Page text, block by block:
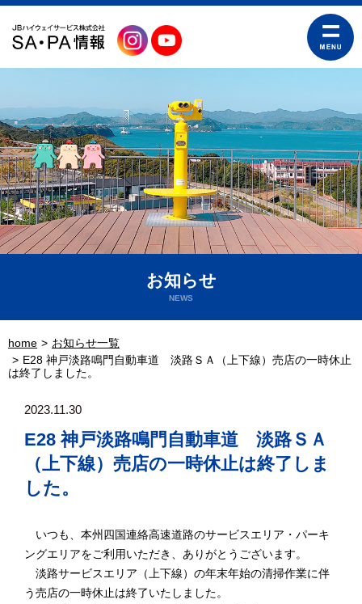
お知らせ
NEWS
home
お知らせ一覧
E28 神戸淡路鳴門自動車道 淡路ＳＡ（上下線）売店の一時休止
は終了しました。
2023.11.30
E28 神戸淡路鳴門自動車道 淡路ＳＡ
（上下線）売店の一時休止は終了しま
した。
いつも、本州四国連絡高速道路のサービスエリア・パーキ
ングエリアをご利用いただき、ありがとうございます。
淡路サービスエリア（上下線）の年末年始の清掃作業に伴
う売店の一時休止は終了いたしました。